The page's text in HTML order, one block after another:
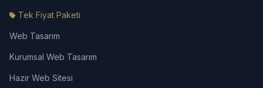
Tek Fiyat Paketi
Web Tasarım
Kurumsal Web Tasarım
Hazır Web Sitesi